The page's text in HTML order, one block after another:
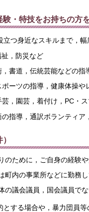
・特技をお持ちの方
つ身近なスキルまで，幅
，防災など
書道，伝統芸能などの指
ーツの指導，健康体操や
，園芸，着付け，PC・
の指導，通訳ボランティア
のために，ご自身の経験
町内の事業所などに勤務
の議会議員，国会議員で
る場合や，暴力団員等